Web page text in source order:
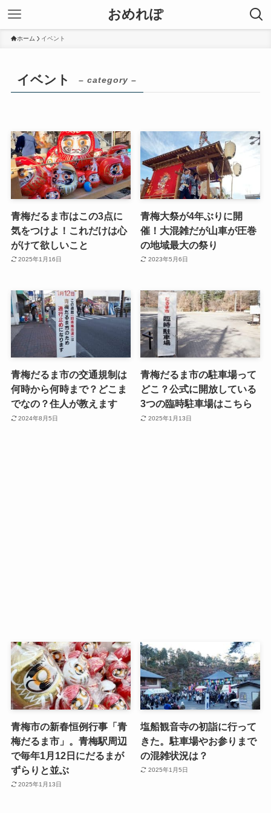
おめれぽ
ホーム イベント
イベント – category –
青梅だるま市はこの3点に
気をつけよ！これだけは心
がけて欲しいこと
2025年1月16日
青梅大祭が4年ぶりに開
催！大混雑だが山車が圧巻
の地域最大の祭り
2023年5月6日
青梅だるま市の交通規制は
何時から何時まで？どこま
でなの？住人が教えます
2024年8月5日
青梅だるま市の駐車場って
どこ？公式に開放している
3つの臨時駐車場はこちら
2025年1月13日
青梅市の新春恒例行事「青
梅だるま市」。青梅駅周辺
で毎年1月12日にだるまが
ずらりと並ぶ
2025年1月13日
塩船観音寺の初詣に行って
きた。駐車場やお参りまで
の混雑状況は？
2025年1月5日